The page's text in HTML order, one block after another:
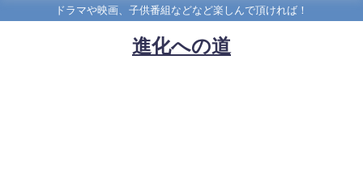
ドラマや映画、子供番組などなど楽しんで頂ければ！
進化への道